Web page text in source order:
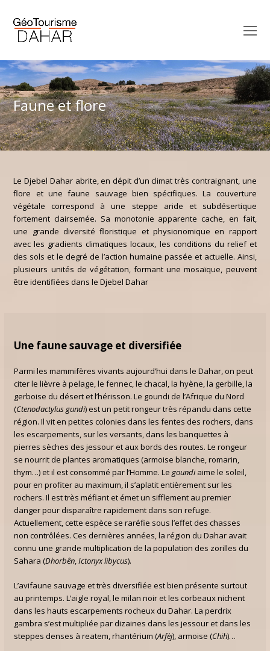
Faune et flore
Le Djebel Dahar abrite, en dépit d’un climat très contraignant, une
flore et une faune sauvage bien spécifiques. La couverture
végétale correspond à une steppe aride et subdésertique
fortement clairsemée. Sa monotonie apparente cache, en fait,
une grande diversité floristique et physionomique en rapport
avec les gradients climatiques locaux, les conditions du relief et
des sols et le degré de l’action humaine passée et actuelle. Ainsi,
plusieurs unités de végétation, formant une mosaïque, peuvent
être identifiées dans le Djebel Dahar
Une faune sauvage et diversifiée
Parmi les mammifères vivants aujourd’hui dans le Dahar, on peut
citer le lièvre à pelage, le fennec, le chacal, la hyène, la gerbille, la
gerboise du désert et l’hérisson. Le goundi de l’Afrique du Nord
(Ctenodactylus gundi) est un petit rongeur très répandu dans cette
région. Il vit en petites colonies dans les fentes des rochers, dans
les escarpements, sur les versants, dans les banquettes à
pierres sèches des jessour et aux bords des routes. Le rongeur
se nourrit de plantes aromatiques (armoise blanche, romarin,
thym…) et il est consommé par l’Homme. Legoundiaime le soleil,
pour en profiter au maximum, il s’aplatit entièrement sur les
rochers. Il est très méfiant et émet un sifflement au premier
danger pour disparaître rapidement dans son refuge.
Actuellement, cette espèce se raréfie sous l’effet des chasses
non contrôlées. Ces dernières années, la région du Dahar avait
connu une grande multiplication de la population des zorilles du
Sahara (Dhorbên,Ictonyx libycus).
L’avifaune sauvage et très diversifiée est bien présente surtout
au printemps. L’aigle royal, le milan noir et les corbeaux nichent
dans les hauts escarpements rocheux du Dahar. La perdrix
gambra s’est multipliée par dizaines dans les jessour et dans les
steppes denses à reatem, rhantérium (Arfèj), armoise (Chih)…